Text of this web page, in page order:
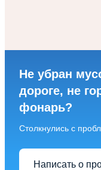
Не убран
дороге, не
фонарь?
Столкнулись с
Написать о